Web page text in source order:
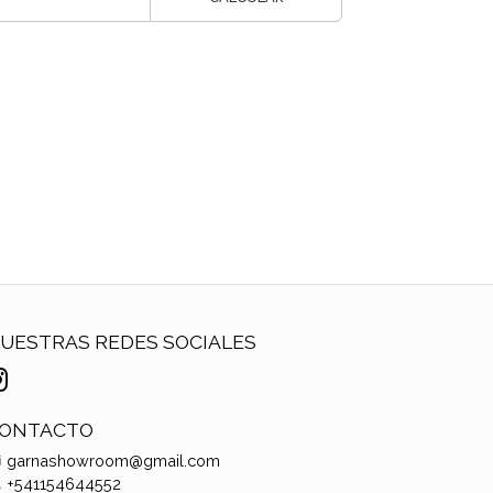
REDES SOCIALES
garnashowroom@gmail.com
+541154644552